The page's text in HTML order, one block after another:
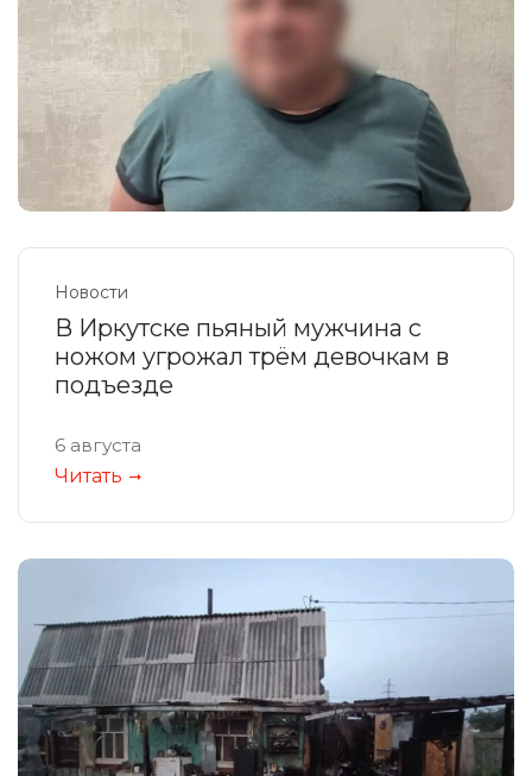
Новости
В Иркутске пьяный мужчина с
ножом угрожал трём девочкам в
подъезде
6 августа
Читать